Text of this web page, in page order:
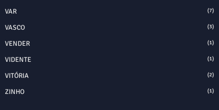
VAR (7)
VASCO (3)
VENDER (1)
VIDENTE (1)
VITÓRIA (2)
ZINHO (1)